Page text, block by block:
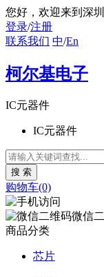
您好 ，欢迎来到深
登录/注册
联系我们 中/En
柯尔基电子
IC元器件
IC元器件
购物车(0)
微信
商品分类
芯片